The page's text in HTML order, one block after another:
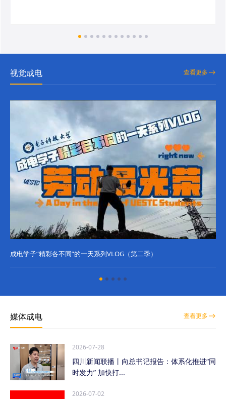
视觉成电 查看更多
成电学子“精彩各不同”的一天系列VLOG（第二季）
媒体成电 查看更多
2026-07-28
四川新闻联播丨向总书记报告：体系化推进“同
时发力” 加快打...
2026-07-02